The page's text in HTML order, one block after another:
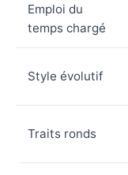
Emploi du
temps chargé
Style évolutif
Traits ronds